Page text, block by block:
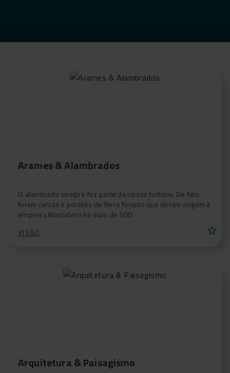
Arames & Alambrados
O alambrado sempre fez parte da nossa história. De fato,
foram cercas e portões de ferro forjado que deram origem à
empresa Maccaferri há mais de 500
VISÃO
star
Arquitetura & Paisagismo